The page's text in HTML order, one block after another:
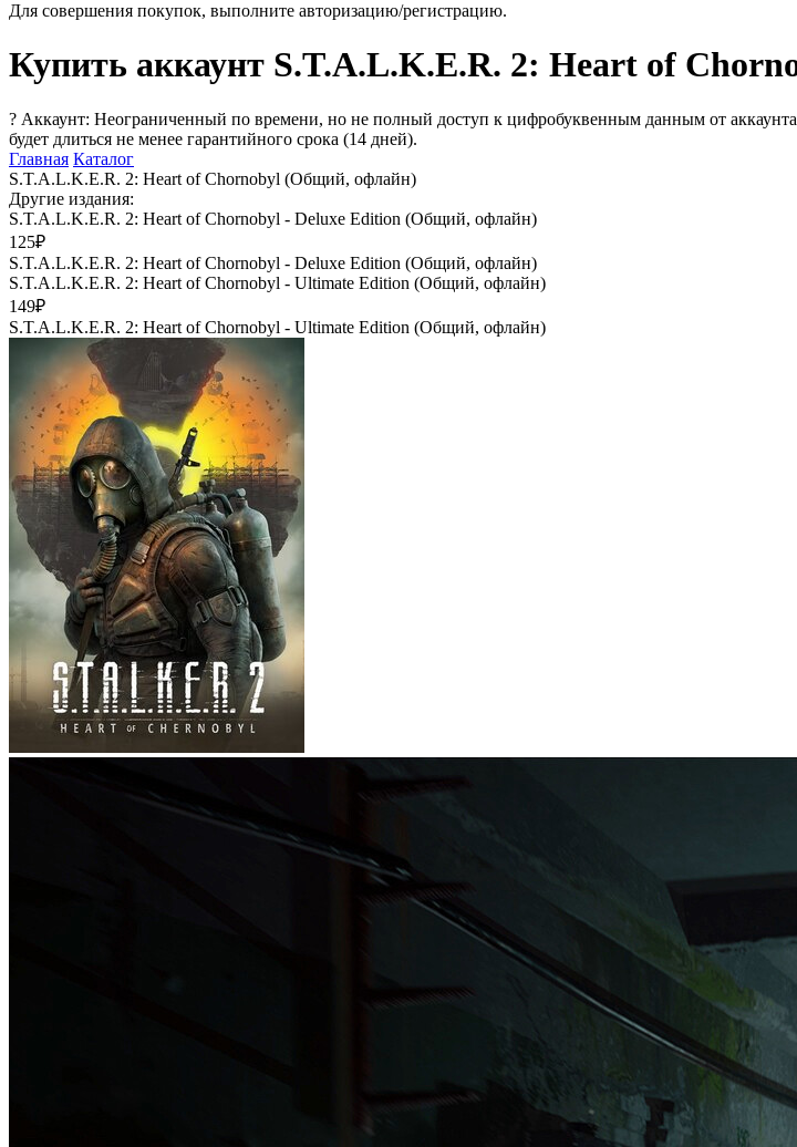
Для совершения покупок, выполните авторизацию/регистрацию.
Купить аккаунт S.T.A.L.K.E.R. 2: Heart of
? Аккаунт: Неограниченный по времени, но не полный доступ к цифробуквенным данным от
будет длиться не менее гарантийного срока (14 дней).
Главная Каталог
S.T.A.L.K.E.R. 2: Heart of Chornobyl (Общий, офлайн)
Другие издания:
S.T.A.L.K.E.R. 2: Heart of Chornobyl - Deluxe Edition (Общий, офлайн)
125₽
S.T.A.L.K.E.R. 2: Heart of Chornobyl - Deluxe Edition (Общий, офлайн)
S.T.A.L.K.E.R. 2: Heart of Chornobyl - Ultimate Edition (Общий, офлайн)
149₽
S.T.A.L.K.E.R. 2: Heart of Chornobyl - Ultimate Edition (Общий, офлайн)